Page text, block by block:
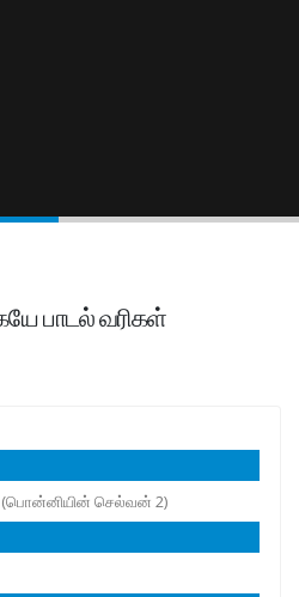
பாடல் வரிகள்
(பொன்னியின் செல்வன் 2)